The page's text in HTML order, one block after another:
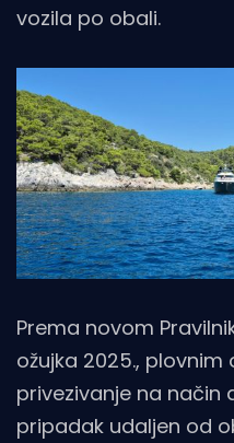
vozila po obali.
Prema novom
ožujka 2025.,
privezivanje na način
pripadak udaljen od